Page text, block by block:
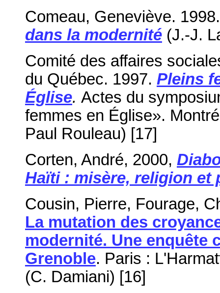
Comeau, Geneviève.
dans la modernité (J.-J.
Comité des affaires
du Québec. 1997. Pleins
Église. Actes du
femmes en Église».
Paul Rouleau) [17]
Corten, André, 2000,
Haïti : misère, religion et
Cousin, Pierre, Fourage,
La mutation des
modernité. Une enquête
Grenoble. Paris :
(C. Damiani) [16]